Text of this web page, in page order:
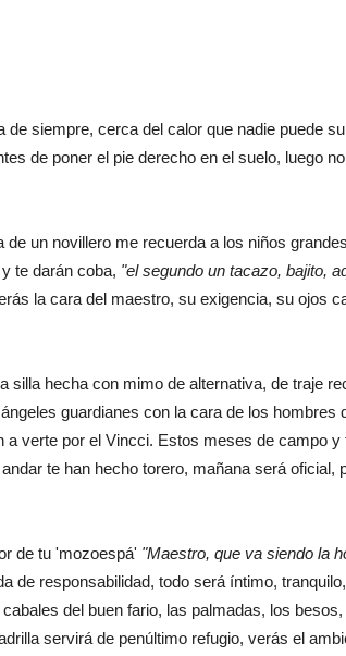
siempre, cerca del calor que nadie puede
de poner el pie derecho en el suelo, luego
un novillero me recuerda a los niños
te darán coba, "el segundo un tacazo, bajito,
la cara del maestro, su exigencia, su ojos
hecha con mimo de alternativa, de traje
guardianes con la cara de los
verte por el Vincci. Estos meses de campo
te han hecho torero, mañana será
de tu 'mozoespá' "Maestro, que va siendo la
de responsabilidad, todo será íntimo,
del buen fario, las palmadas, los
servirá de penúltimo refugio, verás el